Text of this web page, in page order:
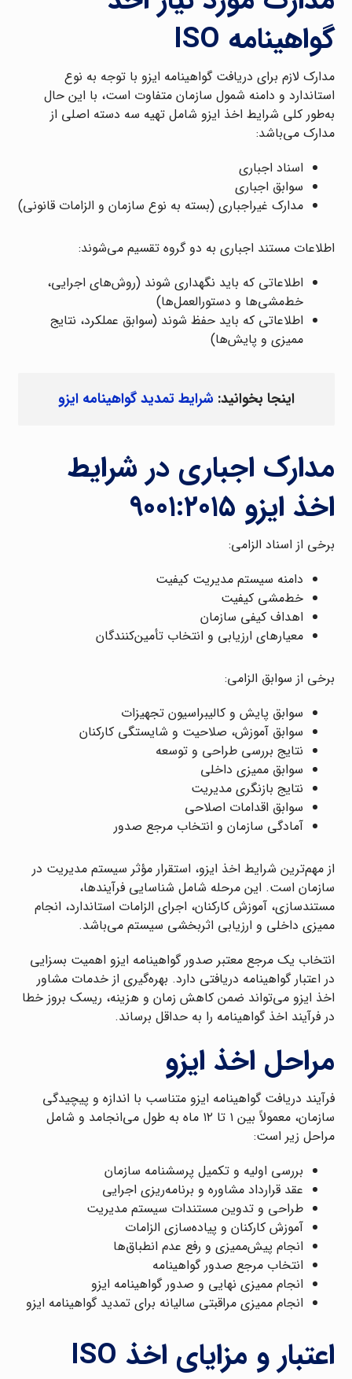
گواهینامه ISO
مدارک لازم برای دریافت گواهینامه ایزو با توجه به نوع
استاندارد و دامنه شمول سازمان متفاوت است، با این حال
به‌طور کلی شرایط اخذ ایزو شامل تهیه سه دسته اصلی از
مدارک می‌باشد:
اسناد اجباری
سوابق اجباری
مدارک غیراجباری (بسته به نوع سازمان و الزامات قانونی)
اطلاعات مستند اجباری به دو گروه تقسیم می‌شوند:
اطلاعاتی که باید نگهداری شوند (روش‌های اجرایی،
خط‌مشی‌ها و دستورالعمل‌ها)
اطلاعاتی که باید حفظ شوند (سوابق عملکرد، نتایج
ممیزی و پایش‌ها)
اینجا بخوانید: شرایط تمدید گواهینامه ایزو
مدارک اجباری در شرایط
اخذ ایزو ۹۰۰۱:۲۰۱۵
برخی از اسناد الزامی:
دامنه سیستم مدیریت کیفیت
خط‌مشی کیفیت
اهداف کیفی سازمان
معیارهای ارزیابی و انتخاب تأمین‌کنندگان
برخی از سوابق الزامی:
سوابق پایش و کالیبراسیون تجهیزات
سوابق آموزش، صلاحیت و شایستگی کارکنان
نتایج بررسی طراحی و توسعه
سوابق ممیزی داخلی
نتایج بازنگری مدیریت
سوابق اقدامات اصلاحی
آمادگی سازمان و انتخاب مرجع صدور
از مهم‌ترین شرایط اخذ ایزو، استقرار مؤثر سیستم مدیریت در
سازمان است. این مرحله شامل شناسایی فرآیندها،
مستندسازی، آموزش کارکنان، اجرای الزامات استاندارد، انجام
ممیزی داخلی و ارزیابی اثربخشی سیستم می‌باشد.
انتخاب یک مرجع معتبر صدور گواهینامه ایزو اهمیت بسزایی
در اعتبار گواهینامه دریافتی دارد. بهره‌گیری از خدمات مشاور
اخذ ایزو می‌تواند ضمن کاهش زمان و هزینه، ریسک بروز خطا
در فرآیند اخذ گواهینامه را به حداقل برساند.
مراحل اخذ ایزو
فرآیند دریافت گواهینامه ایزو متناسب با اندازه و پیچیدگی
سازمان، معمولاً بین ۱ تا ۱۲ ماه به طول می‌انجامد و شامل
مراحل زیر است:
بررسی اولیه و تکمیل پرسشنامه سازمان
عقد قرارداد مشاوره و برنامه‌ریزی اجرایی
طراحی و تدوین مستندات سیستم مدیریت
آموزش کارکنان و پیاده‌سازی الزامات
انجام پیش‌ممیزی و رفع عدم انطباق‌ها
انتخاب مرجع صدور گواهینامه
انجام ممیزی نهایی و صدور گواهینامه ایزو
انجام ممیزی مراقبتی سالیانه برای تمدید گواهینامه ایزو
اعتبار و مزایای اخذ ISO